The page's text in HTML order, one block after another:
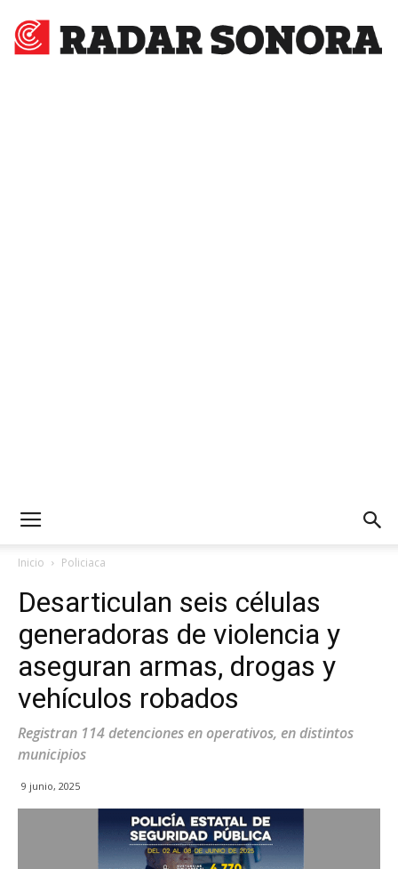
Inicio Policiaca
Desarticulan seis células
generadoras de violencia y
aseguran armas, drogas y
vehículos robados
Registran 114 detenciones en operativos, en distintos
municipios
9 junio, 2025